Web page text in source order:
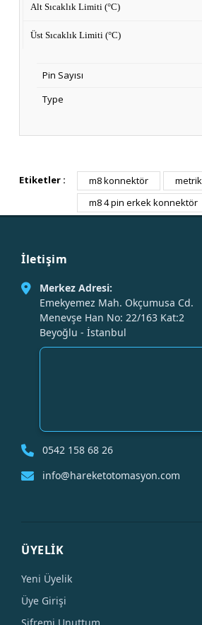
Alt Sıcaklık Limiti (°C)
Üst Sıcaklık Limiti (°C)
Pin Sayısı
Type
Etiketler : m8 konnektör
m8 4 pin erkek konnektör
İletişim
Merkez Adresi:
Emekyemez Mah. Okçumusa Cd.
Menevşe Han No: 22/163 Kat:2
Beyoğlu - İstanbul
0542 158 68 26
info@hareketotomasyon.com
ÜYELİK
Yeni Üyelik
Üye Girişi